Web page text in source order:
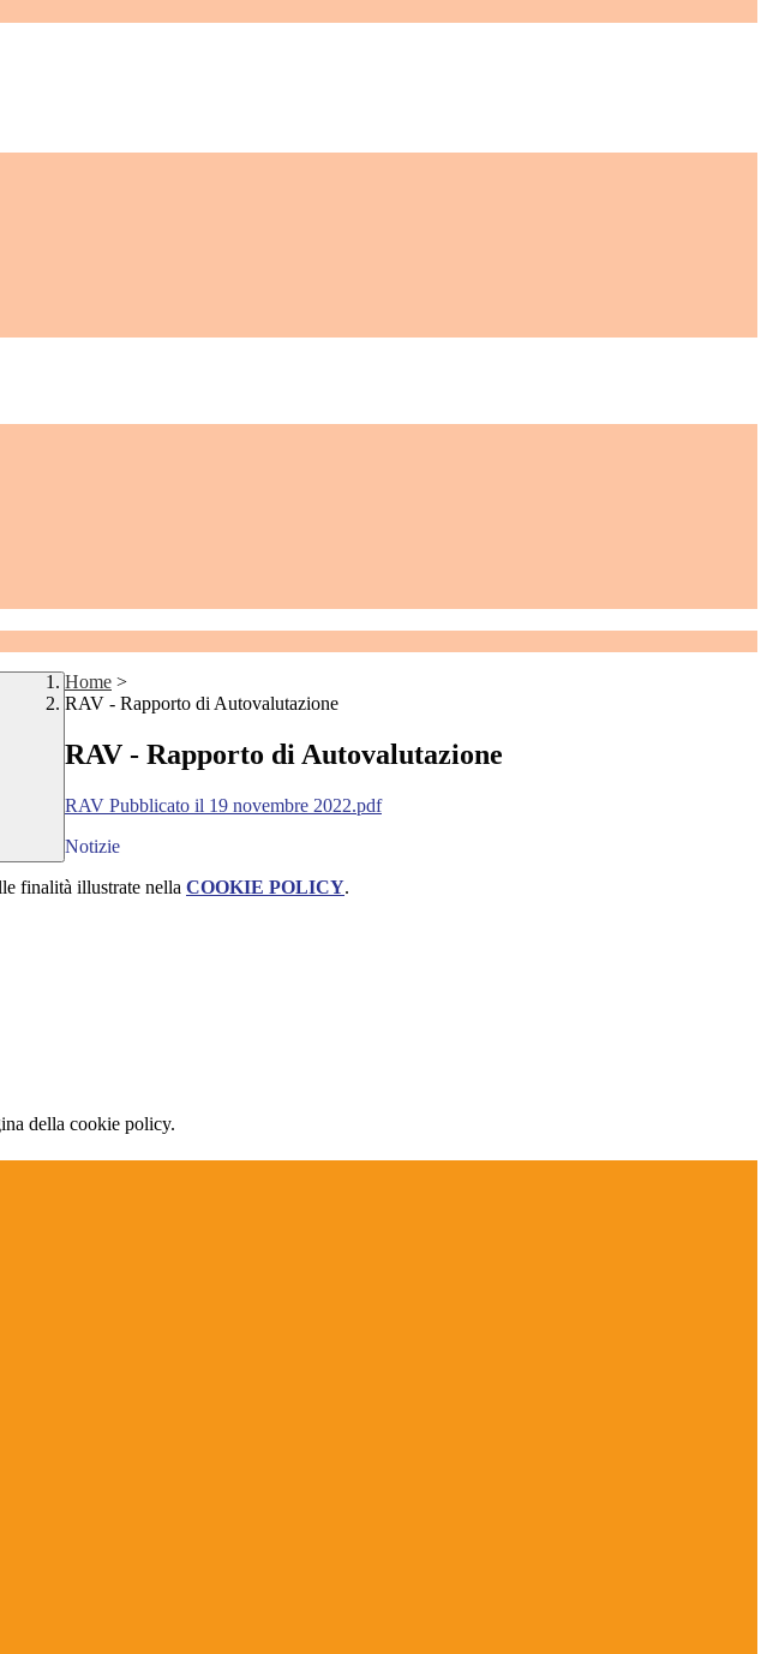
Home >
RAV - Rapporto di Autovalutazione
RAV - Rapporto di Autovalutazione
RAV Pubblicato il 19 novembre 2022.pdf
Notizie
finalità illustrate nella COOKIE POLICY.
della cookie policy.